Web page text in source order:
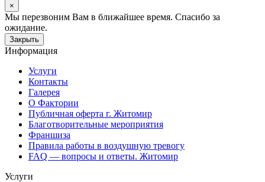
×
Мы перезвоним Вам в ближайшее время. Спасибо за
ожидание.
Закрыть
Информация
Услуги
Контакты
Галерея
О Фактории
Публичная оферта г. Житомир
Благотворительные мероприятия
Франшиза
Правила работы в воздушную тревогу
FAQ — вопросы и ответы. Житомир
Услуги